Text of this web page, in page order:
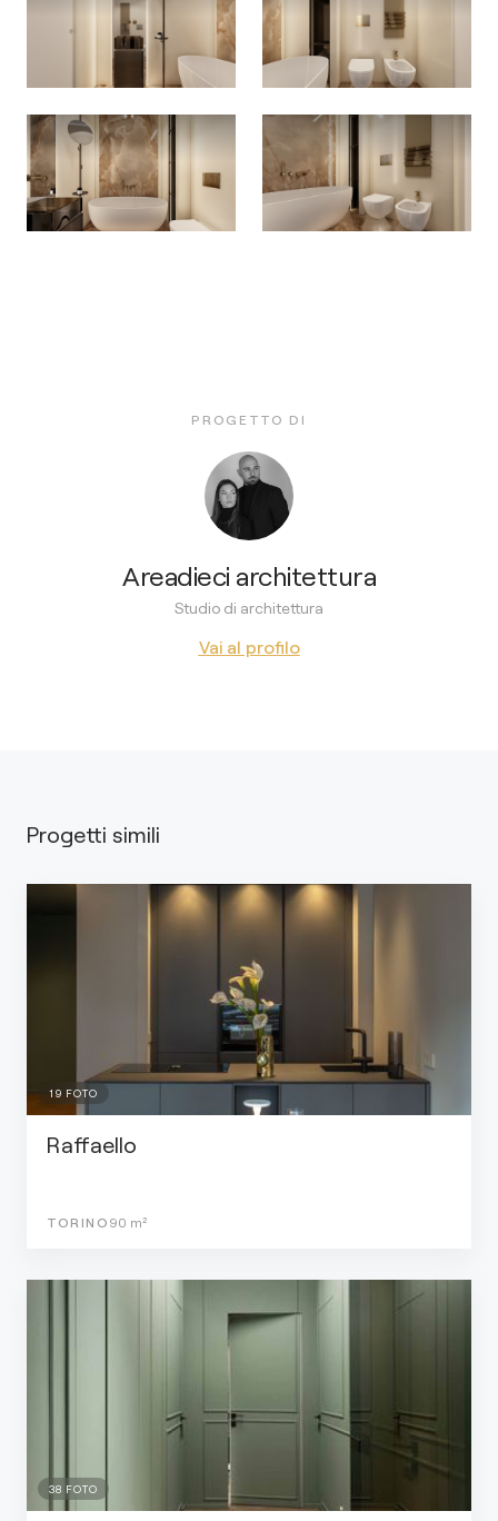
PROGETTO DI
Areadieci architettura
Studio di architettura
Vai al profilo
Progetti simili
19 FOTO
Raffaello
TORINO 90 m²
38 FOTO